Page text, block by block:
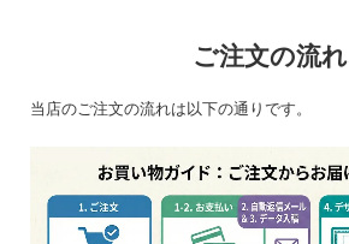
ご注文の流れ
当店のご注文の流れは以下の通りです。